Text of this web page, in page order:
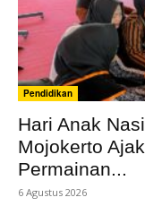
Pendidikan
Hari Anak
Mojokerto
Permainan...
6 Agustus 2026